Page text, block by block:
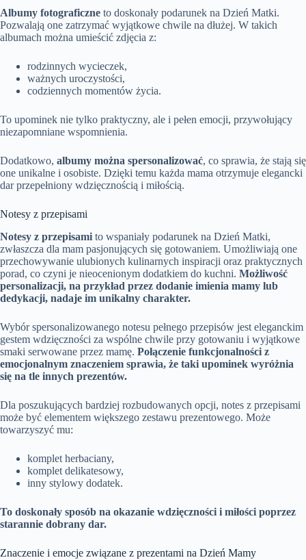
Albumy fotograficzne to doskonały podarunek na Dzień Matki.
Pozwalają one zatrzymać wyjątkowe chwile na dłużej. W takich
albumach można umieścić zdjęcia z:
rodzinnych wycieczek,
ważnych uroczystości,
codziennych momentów życia.
To upominek nie tylko praktyczny, ale i pełen emocji, przywołujący
niezapomniane wspomnienia.
Dodatkowo, albumy można spersonalizować, co sprawia, że stają się
one unikalne i osobiste. Dzięki temu każda mama otrzymuje elegancki
dar przepełniony wdzięcznością i miłością.
Notesy z przepisami
Notesy z przepisami to wspaniały podarunek na Dzień Matki,
zwłaszcza dla mam pasjonujących się gotowaniem. Umożliwiają one
przechowywanie ulubionych kulinarnych inspiracji oraz praktycznych
porad, co czyni je nieocenionym dodatkiem do kuchni. Możliwość
personalizacji, na przykład przez dodanie imienia mamy lub
dedykacji, nadaje im unikalny charakter.
Wybór spersonalizowanego notesu pełnego przepisów jest eleganckim
gestem wdzięczności za wspólne chwile przy gotowaniu i wyjątkowe
smaki serwowane przez mamę. Połączenie funkcjonalności z
emocjonalnym znaczeniem sprawia, że taki upominek wyróżnia
się na tle innych prezentów.
Dla poszukujących bardziej rozbudowanych opcji, notes z przepisami
może być elementem większego zestawu prezentowego. Może
towarzyszyć mu:
komplet herbaciany,
komplet delikatesowy,
inny stylowy dodatek.
To doskonały sposób na okazanie wdzięczności i miłości poprzez
starannie dobrany dar.
Znaczenie i emocje związane z prezentami na Dzień Mamy